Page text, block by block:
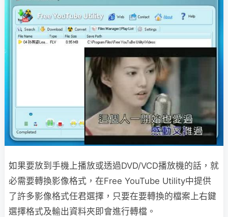
如果要放到手機上播放或透過DVD/VCD播放機的話，就
必需要轉換影像格式，在Free YouTube Utility中提供
了許多影像格式任君選擇，只要在要轉換的檔案上右鍵
選擇格式及輸出資料夾即會進行轉檔。